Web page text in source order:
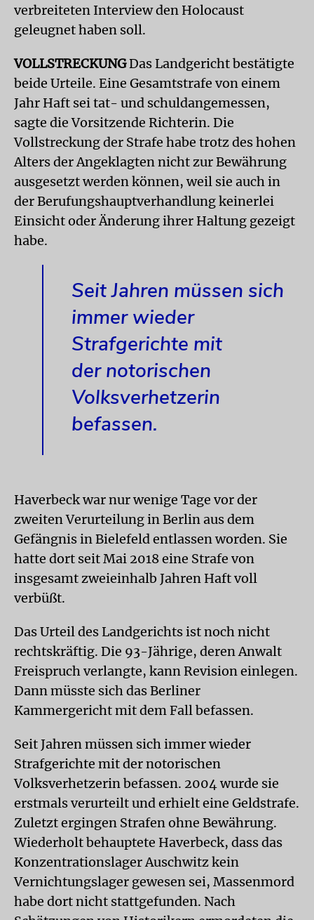
verbreiteten Interview den Holocaust
geleugnet haben soll.
VOLLSTRECKUNGDas Landgericht bestätigte
beide Urteile. Eine Gesamtstrafe von einem
Jahr Haft sei tat- und schuldangemessen,
sagte die Vorsitzende Richterin. Die
Vollstreckung der Strafe habe trotz des hohen
Alters der Angeklagten nicht zur Bewährung
ausgesetzt werden können, weil sie auch in
der Berufungshauptverhandlung keinerlei
Einsicht oder Änderung ihrer Haltung gezeigt
habe.
Seit Jahren müssen sich
immer wieder
Strafgerichte mit
der notorischen
Volksverhetzerin
befassen.
Haverbeck war nur wenige Tage vor der
zweiten Verurteilung in Berlin aus dem
Gefängnis in Bielefeld entlassen worden. Sie
hatte dort seit Mai 2018 eine Strafe von
insgesamt zweieinhalb Jahren Haft voll
verbüßt.
Das Urteil des Landgerichts ist noch nicht
rechtskräftig. Die 93-Jährige, deren Anwalt
Freispruch verlangte, kann Revision einlegen.
Dann müsste sich das Berliner
Kammergericht mit dem Fall befassen.
Seit Jahren müssen sich immer wieder
Strafgerichte mit der notorischen
Volksverhetzerin befassen. 2004 wurde sie
erstmals verurteilt und erhielt eine Geldstrafe.
Zuletzt ergingen Strafen ohne Bewährung.
Wiederholt behauptete Haverbeck, dass das
Konzentrationslager Auschwitz kein
Vernichtungslager gewesen sei, Massenmord
habe dort nicht stattgefunden. Nach